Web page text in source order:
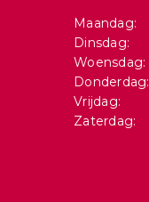
Maandag:
Dinsdag:
Woensdag:
Donderdag:
Vrijdag:
Zaterdag: